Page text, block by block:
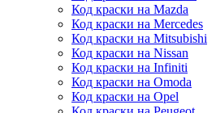
Код краски на Mazda
Код краски на Mercedes
Код краски на Mitsubishi
Код краски на Nissan
Код краски на Infiniti
Код краски на Omoda
Код краски на Opel